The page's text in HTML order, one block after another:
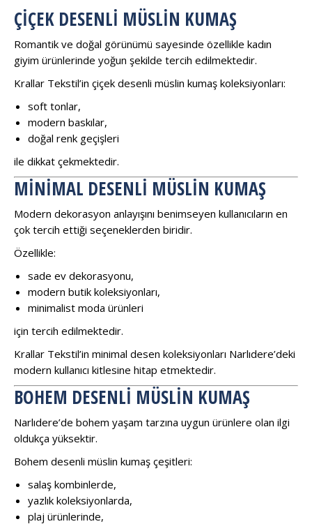
ÇIÇEK DESENLI MÜSLIN KUMAŞ
Romantik ve doğal görünümü sayesinde özellikle kadın
giyim ürünlerinde yoğun şekilde tercih edilmektedir.
Krallar Tekstil’in çiçek desenli müslin kumaş koleksiyonları:
soft tonlar,
modern baskılar,
doğal renk geçişleri
ile dikkat çekmektedir.
MINIMAL DESENLI MÜSLIN KUMAŞ
Modern dekorasyon anlayışını benimseyen kullanıcıların en
çok tercih ettiği seçeneklerden biridir.
Özellikle:
sade ev dekorasyonu,
modern butik koleksiyonları,
minimalist moda ürünleri
için tercih edilmektedir.
Krallar Tekstil’in minimal desen koleksiyonları Narlıdere’deki
modern kullanıcı kitlesine hitap etmektedir.
BOHEM DESENLI MÜSLIN KUMAŞ
Narlıdere’de bohem yaşam tarzına uygun ürünlere olan ilgi
oldukça yüksektir.
Bohem desenli müslin kumaş çeşitleri:
salaş kombinlerde,
yazlık koleksiyonlarda,
plaj ürünlerinde,